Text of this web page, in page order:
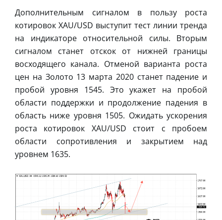
Дополнительным сигналом в пользу роста
котировок XAU/USD выступит тест линии тренда
на индикаторе относительной силы. Вторым
сигналом станет отскок от нижней границы
восходящего канала. Отменой варианта роста
цен на Золото 13 марта 2020 станет падение и
пробой уровня 1545. Это укажет на пробой
области поддержки и продолжение падения в
область ниже уровня 1505. Ожидать ускорения
роста котировок XAU/USD стоит с пробоем
области сопротивления и закрытием над
уровнем 1635.